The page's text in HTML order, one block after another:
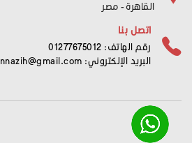
القاهرة - مصر
اتصل بنا
رقم الهاتف: 01277675012
البريد الإلكتروني: